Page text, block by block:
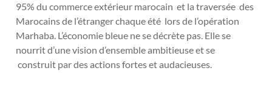
95% du commerce extérieur marocain et la traversée des
Marocains de l’étranger chaque été lors de l’opération
Marhaba. L’économie bleue ne se décrète pas. Elle se
nourrit d’une vision d’ensemble ambitieuse et se
construit par des actions fortes et audacieuses.